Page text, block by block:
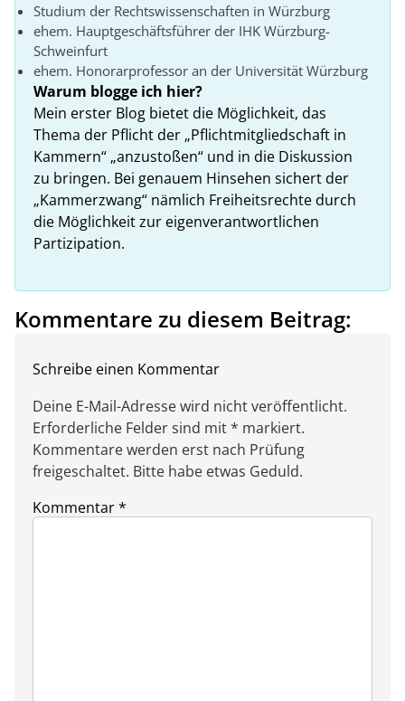
Studium der Rechtswissenschaften in Würzburg
ehem. Hauptgeschäftsführer der IHK Würzburg-
Schweinfurt
ehem. Honorarprofessor an der Universität Würzburg
Warum blogge ich hier?
Mein erster Blog bietet die Möglichkeit, das
Thema der Pflicht der „Pflichtmitgliedschaft in
Kammern“ „anzustoßen“ und in die Diskussion
zu bringen. Bei genauem Hinsehen sichert der
„Kammerzwang“ nämlich Freiheitsrechte durch
die Möglichkeit zur eigenverantwortlichen
Partizipation.
Kommentare zu diesem Beitrag:
Schreibe einen Kommentar
Deine E-Mail-Adresse wird nicht veröffentlicht.
Erforderliche Felder sind mit * markiert.
Kommentare werden erst nach Prüfung
freigeschaltet. Bitte habe etwas Geduld.
Kommentar*